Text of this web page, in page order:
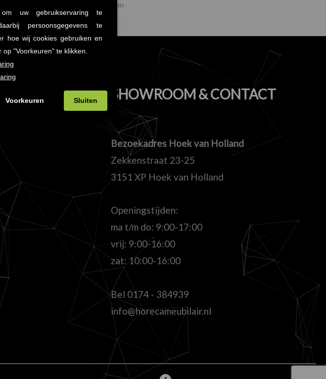
Meer dan 30.000 artikelen
SHOWROOM & CONTACT
Bezoekadres Hoek van Holland
Zekkenstraat 23-25
3151 XP Hoek van Holland
Openingstijden:
ma t/m do: 9:00-17:00
vrij: 9:00-16:00
zat: 10:00-16:00
Bel 0174 - 384939
info@horecameubilair.nl